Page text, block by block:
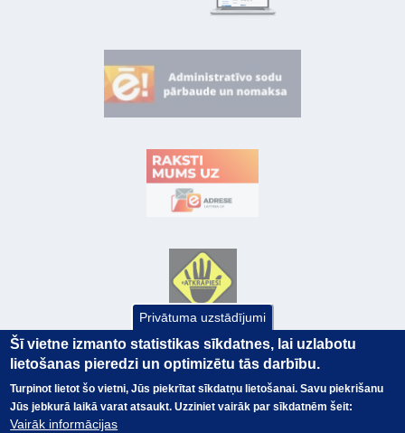
Privātuma uzstādījumi
Šī vietne izmanto statistikas sīkdatnes, lai uzlabotu
lietošanas pieredzi un optimizētu tās darbību.
Turpinot lietot šo vietni, Jūs piekrītat sīkdatņu lietošanai. Savu piekrišanu
Jūs jebkurā laikā varat atsaukt. Uzziniet vairāk par sīkdatnēm šeit:
Vairāk informācijas